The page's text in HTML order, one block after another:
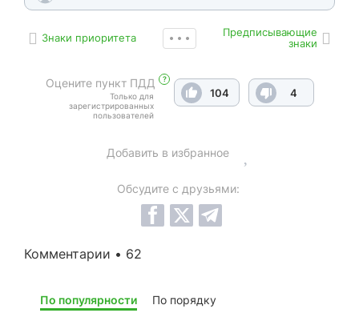
Знаки приоритета
Предписывающие
знаки
Оцените пункт ПДД ?
Только для
зарегистрированных
пользователей
104 4
Добавить в избранное
Обсудите с друзьями:
Комментарии • 62
По популярности По порядку